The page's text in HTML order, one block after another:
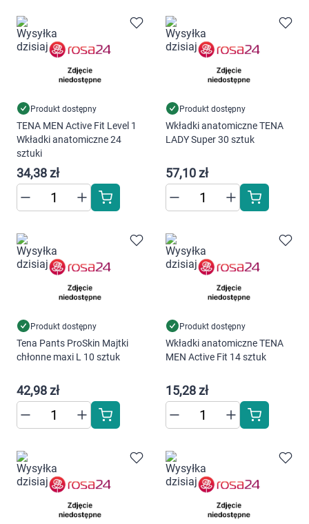
Produkt dostępny
TENA MEN Active Fit Level 1
Wkładki anatomiczne 24
sztuki
34,38 zł
Produkt dostępny
Wkładki anatomiczne TENA
LADY Super 30 sztuk
57,10 zł
Produkt dostępny
Tena Pants ProSkin Majtki
chłonne maxi L 10 sztuk
42,98 zł
Produkt dostępny
Wkładki anatomiczne TENA
MEN Active Fit 14 sztuk
15,28 zł